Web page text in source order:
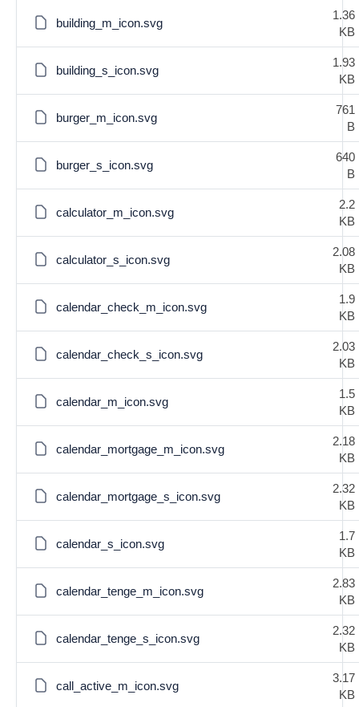
building_m_icon.svg
1.36
KB
building_s_icon.svg
1.93
KB
burger_m_icon.svg
761
B
burger_s_icon.svg
640
B
calculator_m_icon.svg
2.2
KB
calculator_s_icon.svg
2.08
KB
calendar_check_m_icon.svg
1.9
KB
calendar_check_s_icon.svg
2.03
KB
calendar_m_icon.svg
1.5
KB
calendar_mortgage_m_icon.svg
2.18
KB
calendar_mortgage_s_icon.svg
2.32
KB
calendar_s_icon.svg
1.7
KB
calendar_tenge_m_icon.svg
2.83
KB
calendar_tenge_s_icon.svg
2.32
KB
call_active_m_icon.svg
3.17
KB